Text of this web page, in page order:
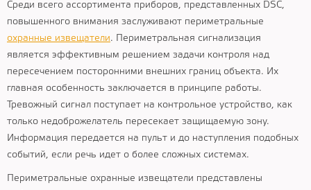
Среди всего ассортимента приборов, представленных DSC,
повышенного внимания заслуживают периметральные
охранные извещатели. Периметральная сигнализация
является эффективным решением задачи контроля над
пересечением посторонними внешних границ объекта. Их
главная особенность заключается в принципе работы.
Тревожный сигнал поступает на контрольное устройство, как
только недоброжелатель пересекает защищаемую зону.
Информация передается на пульт и до наступления подобных
событий, если речь идет о более сложных системах.
Периметральные охранные извещатели представлены